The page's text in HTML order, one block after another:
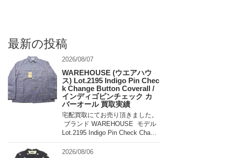
最新の投稿
2026/08/07
WAREHOUSE (ウエアハウ
ス) Lot.2195 Indigo Pin Chec
k Change Button Coverall /
インディゴピンチェック カ
バーオール 買取実績
宅配買取にてお売り頂きました。
ブランド WAREHOUSE モデル
Lot.2195 Indigo Pin Check Chang
e Button Coverall 買取相場 お問
い合わせください。 状態 未使用
2026/08/06